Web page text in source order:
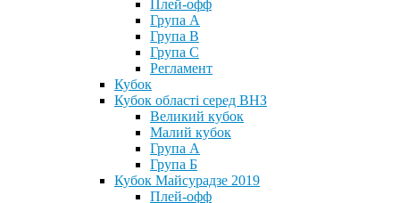
Плей-офф
Група А
Група В
Група С
Регламент
Кубок
Кубок області серед ВНЗ
Великий кубок
Малий кубок
Група А
Група Б
Кубок Майсурадзе 2019
Плей-офф